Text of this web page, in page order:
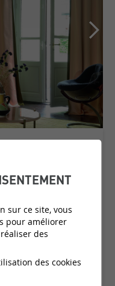
sur ce site, vous
pour améliorer
des
des cookies